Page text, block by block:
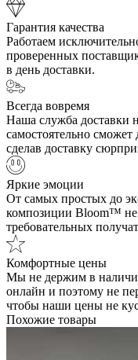
Гарантия качества
Работаем
проверенных
в день доставки.
Всегда вовремя
Наша служба доставки
самостоятельно сможет
сделав доставку
Яркие эмоции
От самых простых до
композиции Bloom™ не
требовательных
Комфортные цены
Мы не держим в
онлайн и поэтому не
чтобы наши цены не
Похожие товары